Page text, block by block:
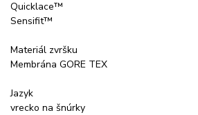
Quicklace™
Sensifit™
Materiál zvršku
Membrána GORE TEX
Jazyk
vrecko na šnúrky